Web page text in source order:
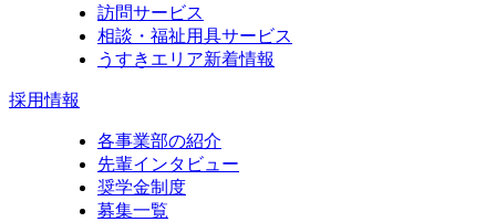
訪問サービス
相談・福祉用具サービス
うすきエリア新着情報
採用情報
各事業部の紹介
先輩インタビュー
奨学金制度
募集一覧